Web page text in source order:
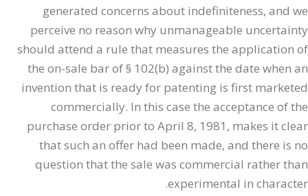
generated concerns about indefiniteness, and we
perceive no reason why unmanageable uncertainty
should attend a rule that measures the application of
the on-sale bar of § 102(b) against the date when an
invention that is ready for patenting is first marketed
commercially. In this case the acceptance of the
purchase order prior to April 8, 1981, makes it clear
that such an offer had been made, and there is no
question that the sale was commercial rather than
experimental in character.